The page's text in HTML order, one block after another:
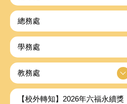
總務處
學務處
教務處
【校外轉知】2026年六福永續獎